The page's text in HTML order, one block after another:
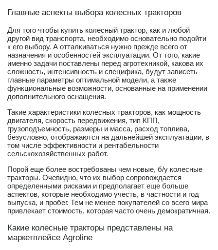
Главные аспекты выбора колесных тракторов
Для того чтобы купить колесный трактор, как и любой
другой вид транспорта, необходимо основательно подойти
к его выбору. А отталкиваться нужно прежде всего от
назначения и особенностей эксплуатации. От того, какие
именно задачи поставлены перед агротехникой, какова их
сложность, интенсивность и специфика, будут зависеть
главные параметры оптимальной модели, а также
функциональные возможности, основанные на применении
дополнительного оснащения.
Такие характеристики колесных тракторов, как мощность
двигателя, скорость передвижения, тип КПП,
грузоподъемность, размеры и масса, расход топлива,
безусловно, отображаются на дальнейшей эксплуатации, в
том числе эффективности и рентабельности
сельскохозяйственных работ.
Порой еще более востребованы чем новые, б/у колесные
тракторы. Очевидно, что их выбор сопровождается
определенными рисками и предполагает еще больше
аспектов, которые необходимо учесть, в частности и год
выпуска, и пробег. Тем не менее покупателей со всего мира
привлекает стоимость, которая часто очень демократичная.
Какие колесные тракторы представлены на
маркетплейсе Agroline